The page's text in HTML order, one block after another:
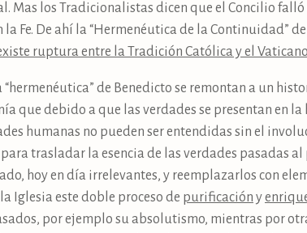
Mas los Tradicionalistas dicen que el Concilio
Fe. De ahí la “Hermenéutica de la Continuidad”
ruptura entre la Tradición Católica y el Vaticano
“hermenéutica” de Benedicto se remontan a un
que debido a que las verdades se presentan en
humanas no pueden ser entendidas sin el
trasladar la esencia de las verdades pasadas
hoy en día irrelevantes, y reemplazarlos con
Iglesia este doble proceso de purificación y
por ejemplo su absolutismo, mientras por